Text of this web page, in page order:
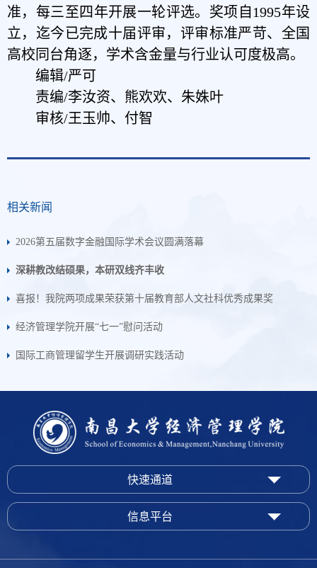
准，每三至四年开展一轮评选。奖项自1995年设
立，迄今已完成十届评审，评审标准严苛、全国
高校同台角逐，学术含金量与行业认可度极高。
编辑/严可
责编/李汝资、熊欢欢、朱姝叶
审核/王玉帅、付智
相关新闻
2026第五届数字金融国际学术会议圆满落幕
深耕教改结硕果，本研双线齐丰收
喜报！我院两项成果荣获第十届教育部人文社科优秀成果奖
经济管理学院开展“七一”慰问活动
国际工商管理留学生开展调研实践活动
快速通道
信息平台